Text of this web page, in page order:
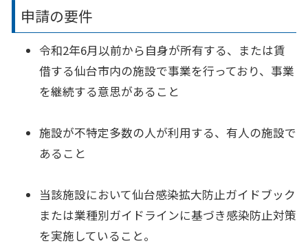
申請の要件
令和2年6月以前から自身が所有する、または賃
借する仙台市内の施設で事業を行っており、事業
を継続する意思があること
施設が不特定多数の人が利用する、有人の施設で
あること
当該施設において仙台感染拡大防止ガイドブック
または業種別ガイドラインに基づき感染防止対策
を実施していること。